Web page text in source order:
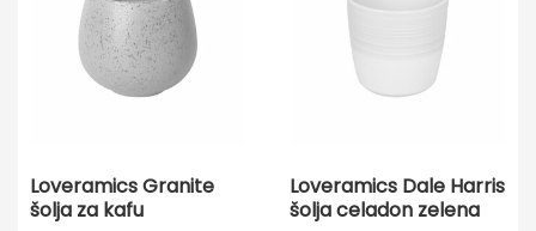
Loveramics Granite
šolja za kafu
Loveramics Dale Harris
šolja celadon zelena